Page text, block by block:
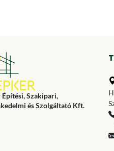
Szakipari,
és Szolgáltató Kft.